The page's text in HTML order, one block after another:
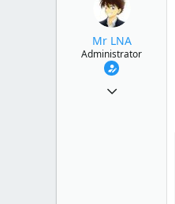
Mr LNA
Administrator